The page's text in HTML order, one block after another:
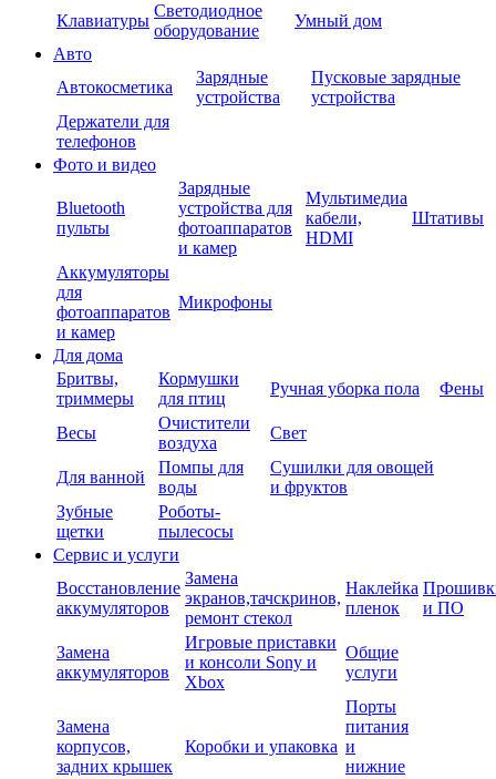
Клавиатуры
Светодиодное
оборудование
Умный дом
Авто
Автокосметика
Зарядные
устройства
Пусковые зарядные
устройства
Держатели для
телефонов
Фото и видео
Bluetooth
пульты
Зарядные
устройства для
фотоаппаратов
и камер
Мультимедиа
кабели,
HDMI
Штативы
Аккумуляторы
для
фотоаппаратов
и камер
Микрофоны
Для дома
Бритвы,
триммеры
Кормушки
для птиц
Ручная уборка пола Фены
Весы
Очистители
воздуха
Свет
Для ванной
Помпы для
воды
Сушилки для овощей
и фруктов
Зубные
щетки
Роботы-
пылесосы
Сервис и услуги
Восстановление
аккумуляторов
Замена
экранов,тачскринов,
ремонт стекол
Наклейка
пленок
и ПО
Замена
аккумуляторов
Игровые приставки
и консоли Sony и
Xbox
Общие
услуги
Замена
корпусов,
задних крышек
Коробки и упаковка
Порты
питания
и
нижние